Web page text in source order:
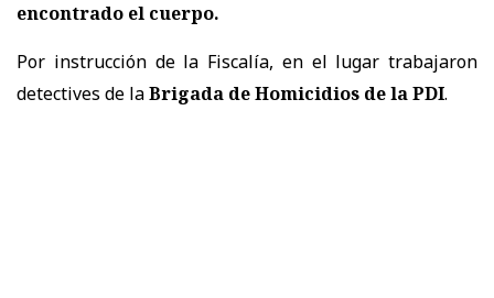
encontrado el cuerpo.
Por instrucción de la Fiscalía, en el lugar trabajaron
detectives de laBrigada de Homicidios de la PDI.